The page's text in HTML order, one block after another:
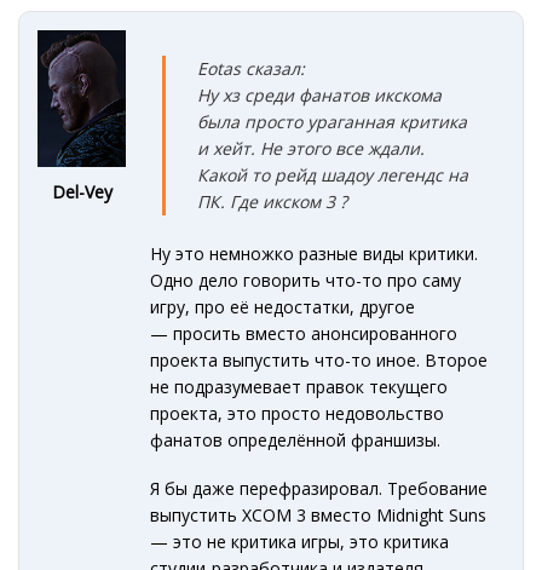
Del-Vey
Eotas сказал:
Ну хз среди фанатов икскома
была просто ураганная критика
и хейт. Не этого все ждали.
Какой то рейд шадоу легендс на
ПК. Где икском 3 ?
Ну это немножко разные виды критики.
Одно дело говорить что-то про саму
игру, про её недостатки, другое
— просить вместо анонсированного
проекта выпустить что-то иное. Второе
не подразумевает правок текущего
проекта, это просто недовольство
фанатов определённой франшизы.
Я бы даже перефразировал. Требование
выпустить XCOM 3 вместо Midnight Suns
— это не критика игры, это критика